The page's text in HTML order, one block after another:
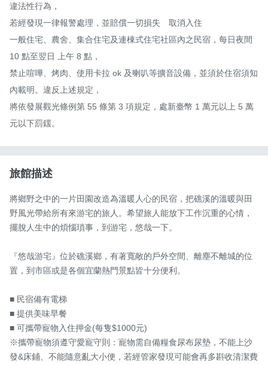
違法性行為，
若經發現一律報警處理，並賠償一切損失　取消入住
一般住宅、農舍、集合住宅及連棟式住宅社區內之民宿，每日夜間
10 點至翌日 上午 8 點，
禁止喧嘩、烤肉、使用卡拉 ok 及喇叭等擴音設備，並須於住宿須知
內載明。違反上述規定，
將依發展觀光條例第 55 條第 3 項規定，處新臺幣 1 萬元以上 5 萬
元以下罰鍰。
旅館描述
將鄉野之中的一片田園改造為溫暖人心的民宿，把礁溪的溫暖與田
野風光帶給所有來游宅的旅人。希望旅人能放下工作沉重的心情，
擺脫人生中的煩惱瑣事，到游宅，悠哉一下。
『悠哉游宅』位於礁溪鄉，有著寬敞的戶外空間、離塵不離城的位
置，到市區或是各個宜蘭熱門景點皆十分便利。
■ 民宿備有電梯
■ 提供美味早餐
■ 可攜帶寵物入住押金(每隻$1000元)
※攜帶寵物須遵守愛寵守則：寵物需自備糧食尿布尿墊，不能上沙
發&床鋪、不能隨意亂大小便，若經管家發現可能會再多斟收清潔費